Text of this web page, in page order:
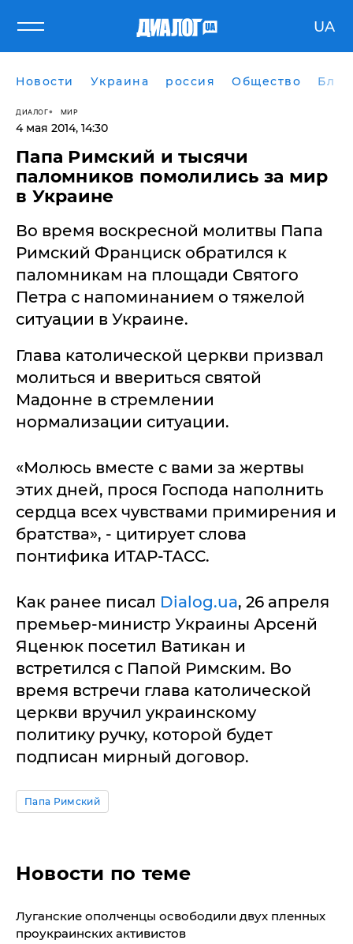
UA
Новости Украина россия Общество
ДИАЛОГ МИР
4 мая 2014, 14:30
​Папа Римский и тысячи
паломников помолились за мир
в Украине
Во время воскресной молитвы Папа
Римский Франциск обратился к
паломникам на площади Святого
Петра с напоминанием о тяжелой
ситуации в Украине.
Глава католической церкви призвал
молиться и ввериться святой
Мадонне в стремлении
нормализации ситуации.
«Молюсь вместе с вами за жертвы
этих дней, прося Господа наполнить
сердца всех чувствами примирения и
братства», - цитирует слова
понтифика ИТАР-ТАСС.
Как ранее писал Dialog.ua, 26 апреля
премьер-министр Украины Арсенй
Яценюк посетил Ватикан и
встретился с Папой Римским. Во
время встречи глава католической
церкви вручил украинскому
политику ручку, которой будет
подписан мирный договор.
Папа Римский
Новости по теме
​Луганские ополченцы освободили двух пленных
проукраинских активистов